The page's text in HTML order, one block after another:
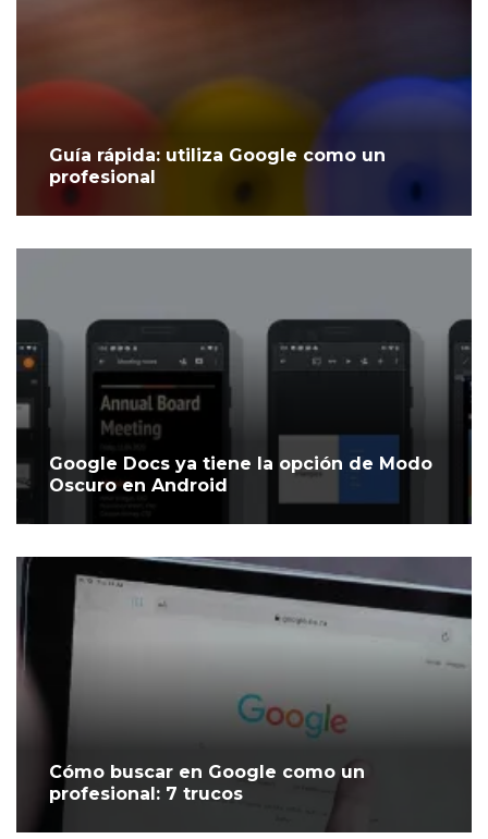
Guía rápida: utiliza Google como un
profesional
Google Docs ya tiene la opción de Modo
Oscuro en Android
Cómo buscar en Google como un
profesional: 7 trucos